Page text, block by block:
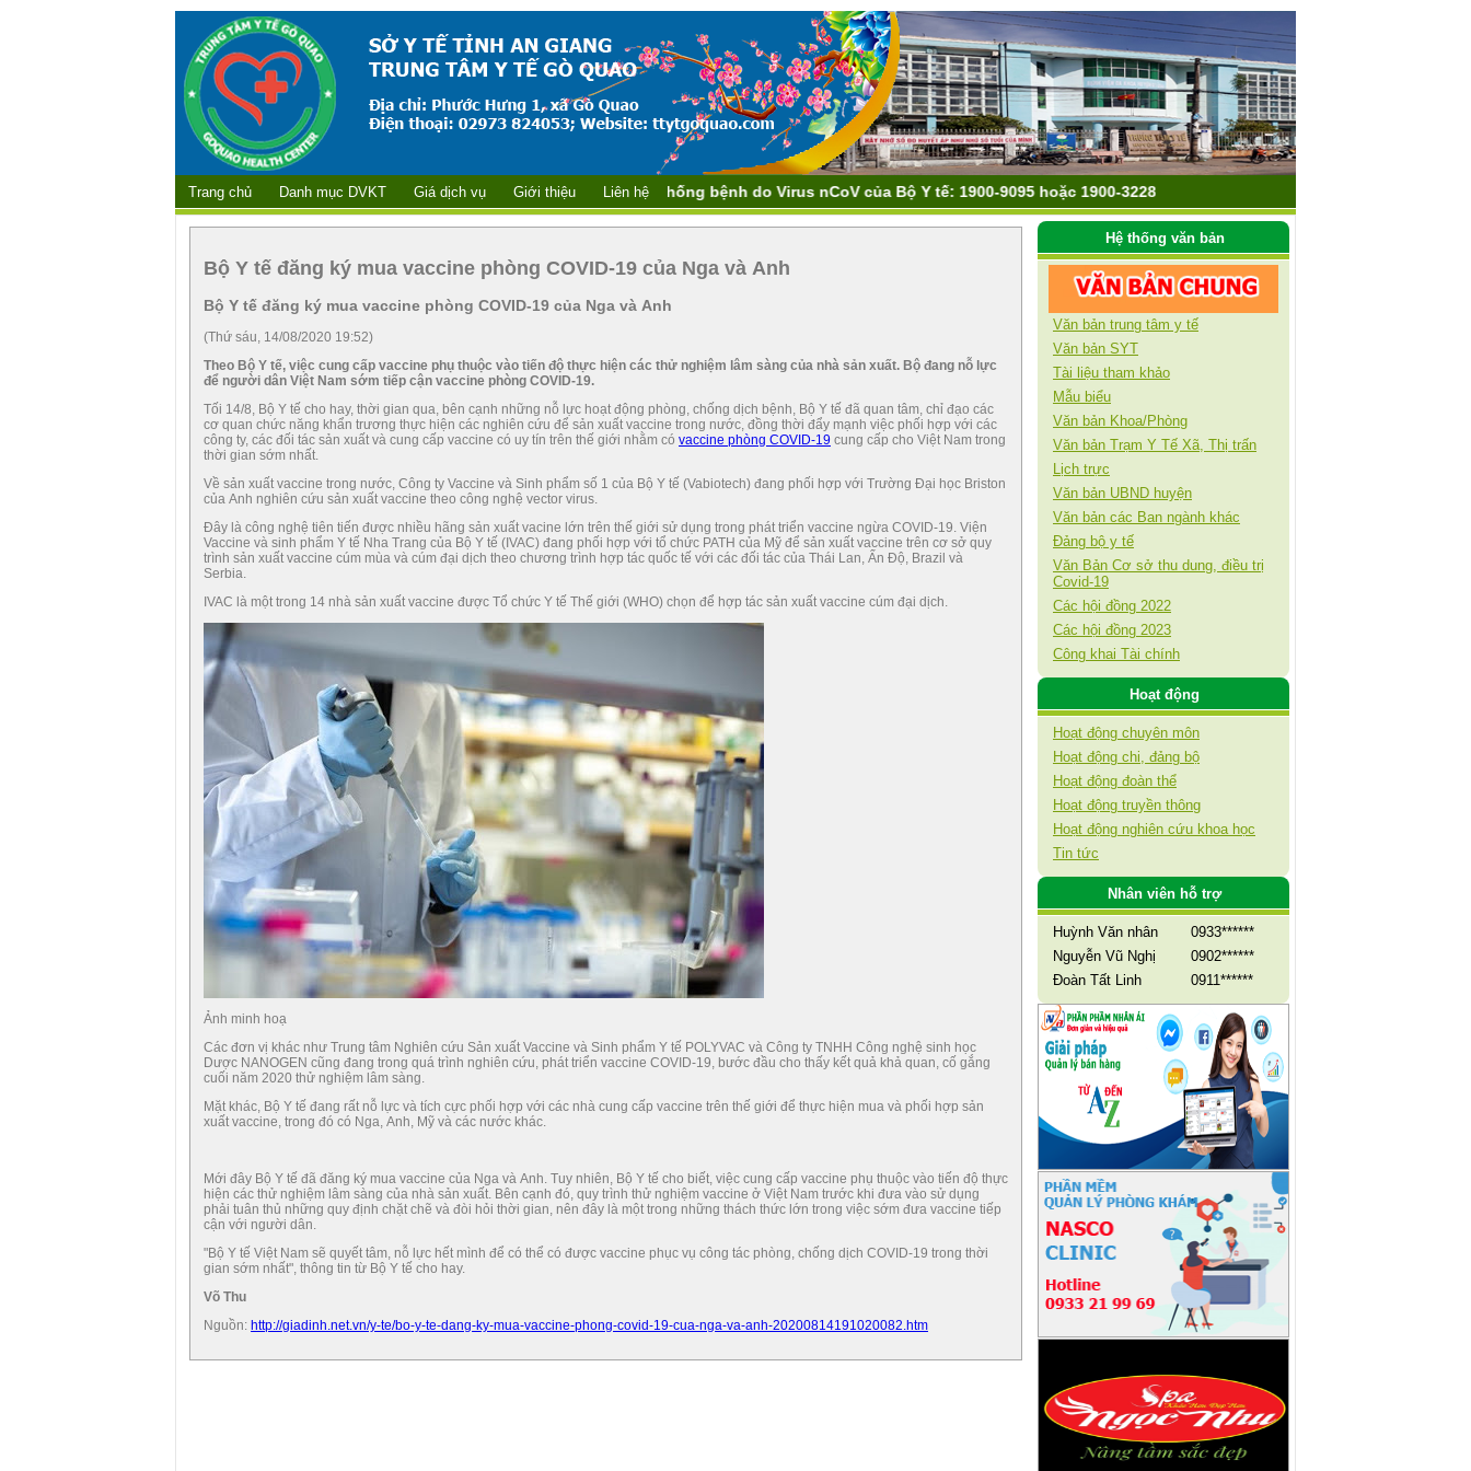
Đường dây nóng Phòng, chống bệnh do Virus nCoV của Bộ Y tế: 1900-9095 hoặc 1900-3228
Trang chủ Danh mục DVKT Giá dịch vụ Giới thiệu Liên hệ
Hệ thống văn bản
Văn bản trung tâm y tế
Văn bản SYT
Tài liệu tham khảo
Mẫu biểu
Văn bản Khoa/Phòng
Văn bản Trạm Y Tế Xã, Thị trấn
Lịch trực
Văn bản UBND huyện
Văn bản các Ban ngành khác
Đảng bộ y tế
Văn Bản Cơ sở thu dung, điều trị
Covid-19
Các hội đồng 2022
Các hội đồng 2023
Công khai Tài chính
Hoạt động
Hoạt động chuyên môn
Hoạt động chi, đảng bộ
Hoạt động đoàn thể
Hoạt động truyền thông
Hoạt động nghiên cứu khoa học
Tin tức
Nhân viên hỗ trợ
Huỳnh Văn nhân
0933******
Nguyễn Vũ Nghị
0902******
Đoàn Tất Linh
0911******
Bộ Y tế đăng ký mua vaccine phòng COVID-19 của Nga và Anh
Bộ Y tế đăng ký mua vaccine phòng COVID-19 của Nga và Anh
(Thứ sáu, 14/08/2020 19:52)
Theo Bộ Y tế, việc cung cấp vaccine phụ thuộc vào tiến độ thực hiện các thử nghiệm lâm sàng của nhà sản xuất. Bộ đang nỗ lực
để người dân Việt Nam sớm tiếp cận vaccine phòng COVID-19.
Tối 14/8, Bộ Y tế cho hay, thời gian qua, bên cạnh những nỗ lực hoạt động phòng, chống dịch bệnh, Bộ Y tế đã quan tâm, chỉ đạo các
cơ quan chức năng khẩn trương thực hiện các nghiên cứu để sản xuất vaccine trong nước, đồng thời đẩy mạnh việc phối hợp với các
công ty, các đối tác sản xuất và cung cấp vaccine có uy tín trên thế giới nhằm có vaccine phòng COVID-19 cung cấp cho Việt Nam trong
thời gian sớm nhất.
Về sản xuất vaccine trong nước, Công ty Vaccine và Sinh phẩm số 1 của Bộ Y tế (Vabiotech) đang phối hợp với Trường Đại học Briston
của Anh nghiên cứu sản xuất vaccine theo công nghệ vector virus.
Đây là công nghệ tiên tiến được nhiều hãng sản xuất vacine lớn trên thế giới sử dụng trong phát triển vaccine ngừa COVID-19. Viện
Vaccine và sinh phẩm Y tế Nha Trang của Bộ Y tế (IVAC) đang phối hợp với tổ chức PATH của Mỹ để sản xuất vaccine trên cơ sở quy
trình sản xuất vaccine cúm mùa và cúm đại dịch theo chương trình hợp tác quốc tế với các đối tác của Thái Lan, Ấn Độ, Brazil và
Serbia.
IVAC là một trong 14 nhà sản xuất vaccine được Tổ chức Y tế Thế giới (WHO) chọn để hợp tác sản xuất vaccine cúm đại dịch.
Ảnh minh hoạ
Các đơn vị khác như Trung tâm Nghiên cứu Sản xuất Vaccine và Sinh phẩm Y tế POLYVAC và Công ty TNHH Công nghệ sinh học
Dược NANOGEN cũng đang trong quá trình nghiên cứu, phát triển vaccine COVID-19, bước đầu cho thấy kết quả khả quan, cố gắng
cuối năm 2020 thử nghiệm lâm sàng.
Mặt khác, Bộ Y tế đang rất nỗ lực và tích cực phối hợp với các nhà cung cấp vaccine trên thế giới để thực hiện mua và phối hợp sản
xuất vaccine, trong đó có Nga, Anh, Mỹ và các nước khác.
Mới đây Bộ Y tế đã đăng ký mua vaccine của Nga và Anh. Tuy nhiên, Bộ Y tế cho biết, việc cung cấp vaccine phụ thuộc vào tiến độ thực
hiện các thử nghiệm lâm sàng của nhà sản xuất. Bên cạnh đó, quy trình thử nghiệm vaccine ở Việt Nam trước khi đưa vào sử dụng
phải tuân thủ những quy định chặt chẽ và đòi hỏi thời gian, nên đây là một trong những thách thức lớn trong việc sớm đưa vaccine tiếp
cận với người dân.
"Bộ Y tế Việt Nam sẽ quyết tâm, nỗ lực hết mình để có thể có được vaccine phục vụ công tác phòng, chống dịch COVID-19 trong thời
gian sớm nhất", thông tin từ Bộ Y tế cho hay.
Võ Thu
Nguồn: http://giadinh.net.vn/y-te/bo-y-te-dang-ky-mua-vaccine-phong-covid-19-cua-nga-va-anh-20200814191020082.htm